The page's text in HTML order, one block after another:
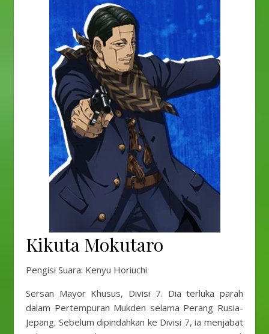
Kikuta Mokutaro
Pengisi Suara: Kenyu Horiuchi
Sersan Mayor Khusus, Divisi 7. Dia terluka parah
dalam Pertempuran Mukden selama Perang Rusia-
Jepang. Sebelum dipindahkan ke Divisi 7, ia menjabat